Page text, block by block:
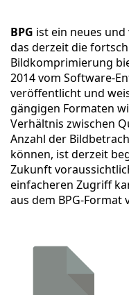
BPG ist ein neues
das derzeit die
Bildkomprimierung
2014 vom Software-
veröffentlicht und
gängigen Formaten
Verhältnis zwischen
Anzahl der
können, ist derzeit
Zukunft
einfacheren Zugriff
aus dem BPG-